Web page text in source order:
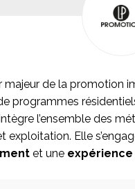
majeur de la promotion
programmes
l’ensemble des
Elle
et une